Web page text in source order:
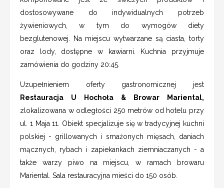
dostosowywane do indywidualnych potrzeb
żywieniowych, w tym do wymogów diety
bezglutenowej. Na miejscu wytwarzane są ciasta, torty
oraz lody, dostępne w kawiarni. Kuchnia przyjmuje
zamówienia do godziny 20:45.
Uzupełnieniem oferty gastronomicznej jest
Restauracja U Hochoła & Browar Mariental,
zlokalizowana w odległości 250 metrów od hotelu przy
ul. 1 Maja 11. Obiekt specjalizuje się w tradycyjnej kuchni
polskiej - grillowanych i smażonych mięsach, daniach
mącznych, rybach i zapiekankach ziemniaczanych - a
także warzy piwo na miejscu, w ramach browaru
Mariental. Sala restauracyjna mieści do 150 osób.